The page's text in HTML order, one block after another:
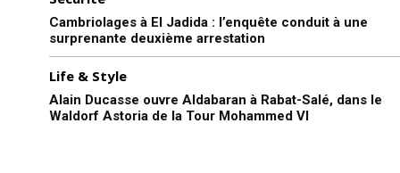
Cambriolages à El Jadida : l’enquête conduit à une
surprenante deuxième arrestation
Life & Style
Alain Ducasse ouvre Aldabaran à Rabat-Salé, dans le
Waldorf Astoria de la Tour Mohammed VI